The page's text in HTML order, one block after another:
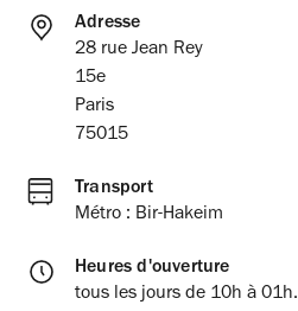
Adresse
28 rue Jean Rey
15e
Paris
75015
Transport
Métro : Bir-Hakeim
Heures d'ouverture
tous les jours de 10h à 01h.